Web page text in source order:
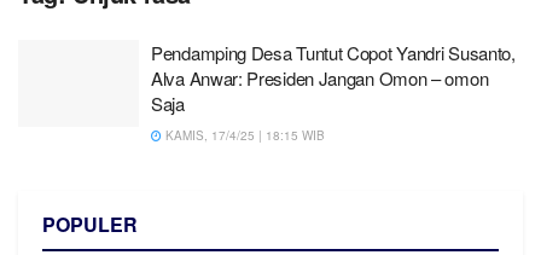
Pendamping Desa Tuntut Copot Yandri Susanto,
Alva Anwar: Presiden Jangan Omon – omon
Saja
KAMIS, 17/4/25 | 18:15 WIB
POPULER